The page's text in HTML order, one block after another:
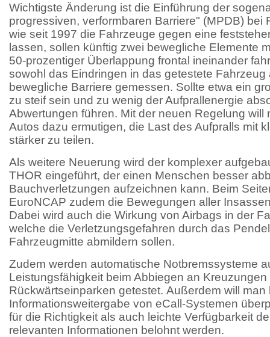
Wichtigste Änderung ist die Einführung der
progressiven, verformbaren Barriere" (MPDB) bei
wie seit 1997 die Fahrzeuge gegen eine
lassen, sollen künftig zwei bewegliche Elemente
50-prozentiger Überlappung frontal ineinander
sowohl das Eindringen in das getestete Fahrzeug
bewegliche Barriere gemessen. Sollte etwa ein
zu steif sein und zu wenig der Aufprallenergie
Abwertungen führen. Mit der neuen Regelung will
Autos dazu ermutigen, die Last des Aufpralls mit
stärker zu teilen.
Als weitere Neuerung wird der komplexer
THOR eingeführt, der einen Menschen besser
Bauchverletzungen aufzeichnen kann. Beim
EuroNCAP zudem die Bewegungen aller
Dabei wird auch die Wirkung von Airbags in der
welche die Verletzungsgefahren durch das
Fahrzeugmitte abmildern sollen.
Zudem werden automatische Notbremssysteme
Leistungsfähigkeit beim Abbiegen an
Rückwärtseinparken getestet. Außerdem will man
Informationsweitergabe von eCall-Systemen
für die Richtigkeit als auch leichte Verfügbarkeit
relevanten Informationen belohnt werden.